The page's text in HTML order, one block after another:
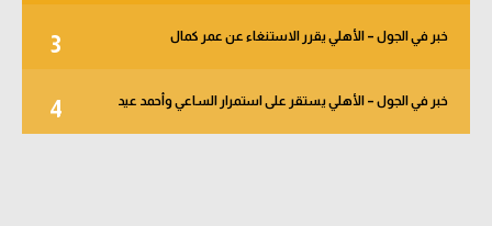
3 خبر في الجول – الأهلي يقرر الاستنغاء عن عمر كمال
4 خبر في الجول – الأهلي يستقر على استمرار الساعي وأحمد عيد